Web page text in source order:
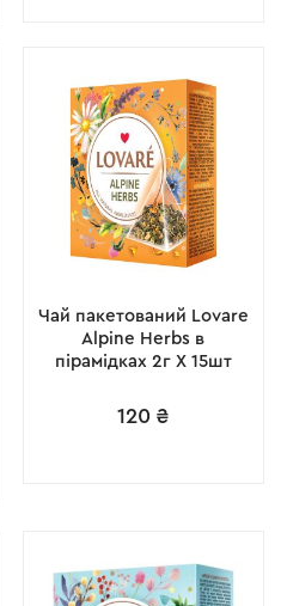
Чай пакетований Lovare
Alpine Herbs в
пірамідках 2г X 15шт
120 ₴